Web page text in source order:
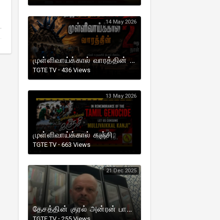
14 May 2026
முள்ளிவாய்க்கால் வாரத்தின் 2வது நாள்.
TGTE TV · 436 Views
13 May 2026
முள்ளிவாய்க்கால் கஞ்சி.
TGTE TV · 663 Views
21 Dec 2025
தேசத்தின் குரல் அன்ரன் பாலசிங்கம் அவர்களின் நினைவு நாள் நிகழ்விற்காக பிரதமரின் உரை!